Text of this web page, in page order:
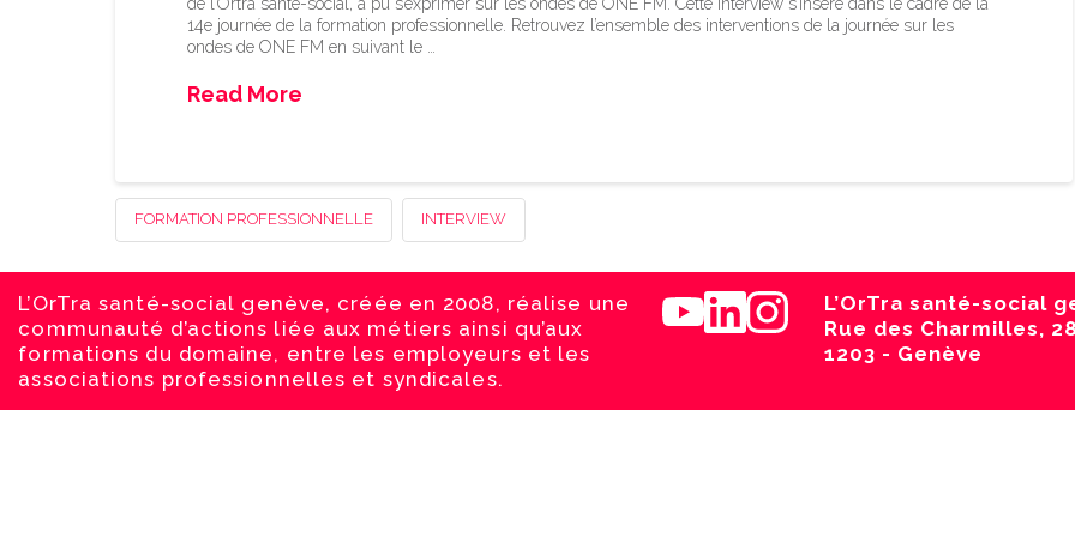
14e journée de la formation professionnelle. Retrouvez l’ensemble des interventions de la journée sur les
ondes de ONE FM en suivant le …
Read More
FORMATION PROFESSIONNELLE INTERVIEW
L’OrTra santé-social genève, créée en 2008, réalise une
communauté d’actions liée aux métiers ainsi qu’aux
formations du domaine, entre les employeurs et les
associations professionnelles et syndicales.
L’OrTra santé-social
Rue des Charmilles, 28
1203 - Genève